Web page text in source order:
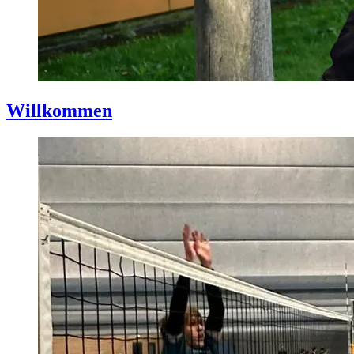
Willkommen
Von
Marian
Münch